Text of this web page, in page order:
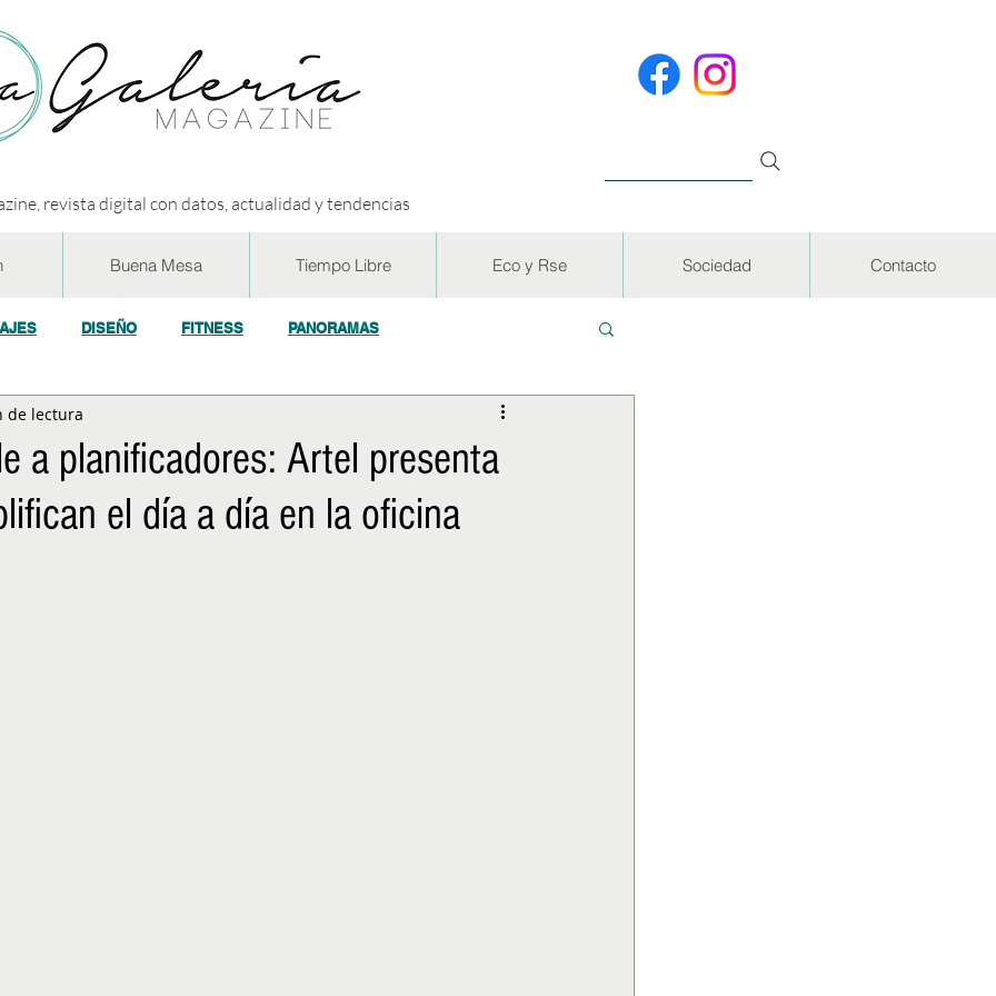
revista digital con datos, actualidad y tendencias
Buena Mesa Tiempo Libre Eco y Rse Sociedad Contacto
DISEÑO FITNESS PANORAMAS
ECO y RSE ENTREVISTAS
NIÑOS EMPRENDER
a planificadores: Artel presenta
el día a día en la oficina
de lectura